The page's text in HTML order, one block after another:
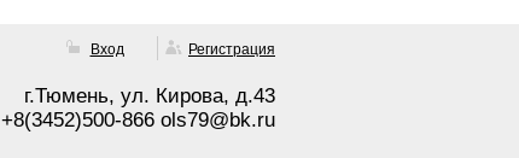
г.Тюмень, ул. Кирова, д.43
+8(3452)500-866 ols79@bk.ru
Вход Регистрация